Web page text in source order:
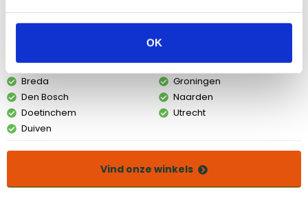
OK
Bekijk dit product in onze winkels
Amsterdam
Breda
Den Bosch
Doetinchem
Duiven
Eindhoven
Groningen
Naarden
Utrecht
Vind onze winkels